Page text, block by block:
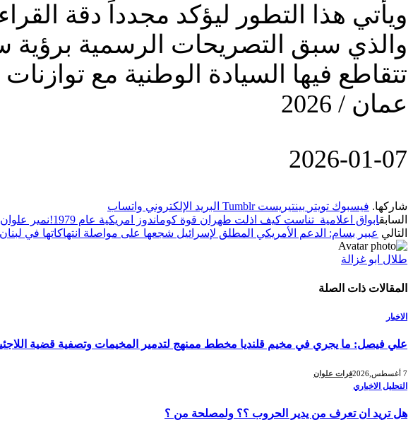
ويأتي هذا التطور ليؤكد مجدداً دقة
والذي سبق التصريحات الرسمية
تتقاطع فيها السيادة الوطنية مع توازنات
عمان / 2026
‎2026-‎01-‎07
شاركها. فيسبوك تويتر بينتيريست Tumblr البريد الإلكتروني واتساب
السابقابواق اعلامية تناست كيف اذلت طهران قوة كوماندوز امريكية عام 1979!نمير علوان
التالي عبير بسام: الدعم الأمريكي المطلق لإسرائيل شجعها على مواصلة انتهاكاتها في
طلال ابو غزالة
المقالات ذات الصلة
الاخبار
علي فيصل: ما يجري في مخيم قلنديا مخطط ممنهج لتدمير المخيمات وتصفية قضية
7 أغسطس,2026 فرات علوان
التحليل الاخباري
هل تريد ان تعرف من يدير الحروب ؟؟ ولمصلحة من ؟